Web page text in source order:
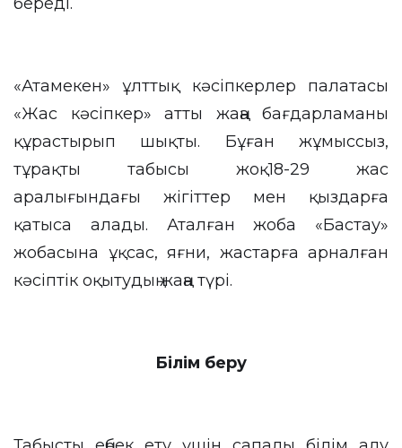
«Атамекен» ұлттық кәсіпкерлер палатасы
«Жас кәсіпкер» атты жаңа бағдарламаны
құрастырып шықты. Бұған жұмыссыз,
тұрақты табысы жоқ18-29 жас
аралығындағы жігіттер мен қыздарға
қатыса алады. Аталған жоба «Бастау»
жобасына ұқсас, яғни, жастарға арналған
кәсіптік оқытудың жаңа түрі.
Білім беру